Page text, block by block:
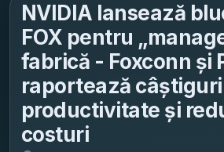
NVIDIA lansează
FOX pentru
fabrică - Foxconn și
raportează
productivitate și
costuri